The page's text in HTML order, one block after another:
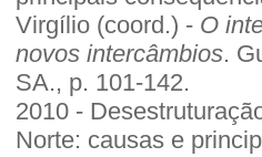
Virgílio (coord.) - O
novos intercâmbios.
SA., p. 101-142.
2010 -
Norte: causas e